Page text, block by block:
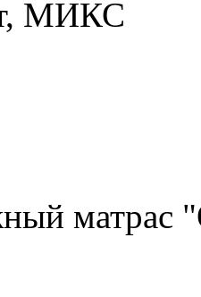
МИКС